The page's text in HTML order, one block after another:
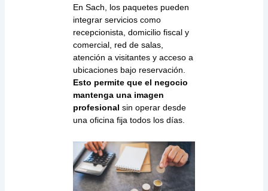
En Sach, los paquetes pueden
integrar servicios como
recepcionista, domicilio fiscal y
comercial, red de salas,
atención a visitantes y acceso a
ubicaciones bajo reservación.
Esto permite que el negocio
mantenga una imagen
profesional sin operar desde
una oficina fija todos los días.